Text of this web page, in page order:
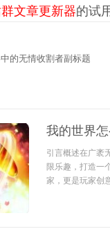
文章更新器的试
的无情收割者副标题
我的世界
引言概述在广袤
限乐趣，打造一
家，更是玩家创